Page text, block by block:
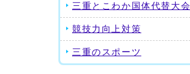
三重とこわか国体代替大会
競技力向上対策
三重のスポーツ